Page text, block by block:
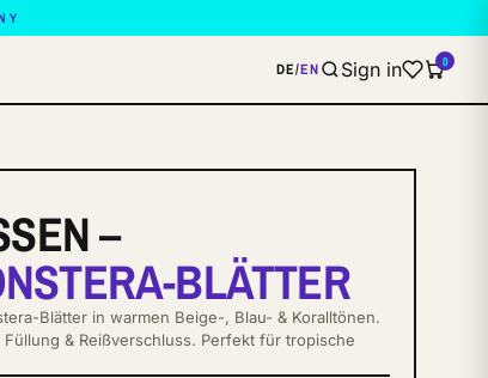
DE/EN Sign in 0
–
BLÄTTER
Blätter in warmen Beige-, Blau- & Koralltönen.
& Reißverschluss. Perfekt für tropische